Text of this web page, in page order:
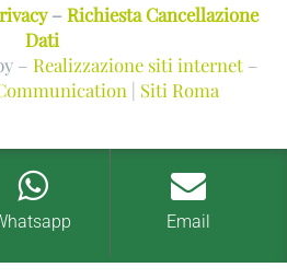
– Richiesta Cancellazione
Dati
– Realizzazione siti internet–
| Siti Roma
Email